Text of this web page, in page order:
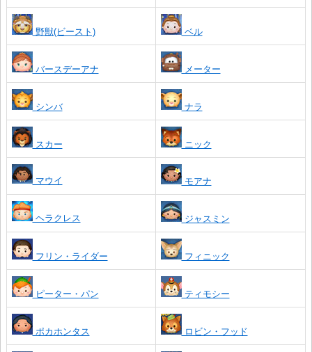
野獣(ビースト) ベル
バースデーアナ メーター
シンバ ナラ
スカー ニック
マウイ モアナ
ヘラクレス ジャスミン
フリン・ライダー フィニック
ピーター・パン ティモシー
ポカホンタス ロビン・フッド